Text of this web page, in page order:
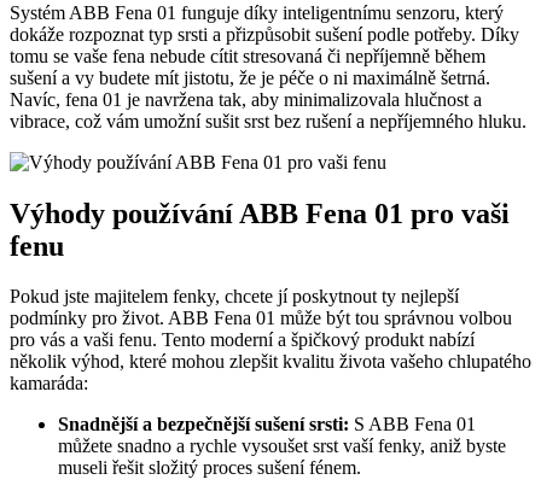
Systém ABB Fena 01 funguje díky inteligentnímu senzoru, který
dokáže rozpoznat typ srsti a přizpůsobit sušení podle potřeby. Díky
tomu se vaše fena nebude cítit stresovaná či nepříjemně během
sušení a vy budete mít jistotu, že je péče o ni maximálně šetrná.
Navíc, fena 01 je navržena tak, aby minimalizovala hlučnost a
vibrace, což vám umožní sušit srst bez rušení a nepříjemného hluku.
Výhody používání ABB Fena 01 pro vaši
fenu
Pokud jste majitelem fenky, chcete jí poskytnout ty nejlepší
podmínky pro život. ABB Fena 01 může být tou správnou volbou
pro vás a vaši fenu. Tento moderní a špičkový produkt nabízí
několik výhod, které mohou zlepšit kvalitu života vašeho chlupatého
kamaráda:
Snadnější a bezpečnější sušení srsti: S ABB Fena 01
můžete snadno a rychle vysoušet srst vaší fenky, aniž byste
museli řešit složitý proces sušení fénem.